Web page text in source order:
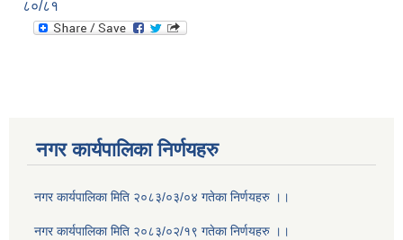
८०/८१
नगर कार्यपालिका निर्णयहरु
नगर कार्यपालिका मिति २०८३/०३/०४ गतेका निर्णयहरु ।।
नगर कार्यपालिका मिति २०८३/०२/१९ गतेका निर्णयहरु ।।